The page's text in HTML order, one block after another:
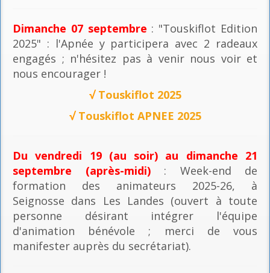
Dimanche 07 septembre : "Touskiflot Edition
2025" : l'Apnée y participera avec 2 radeaux
engagés ; n'hésitez pas à venir nous voir et
nous encourager !
√ Touskiflot 2025
√ Touskiflot APNEE 2025
Du vendredi 19 (au soir) au dimanche 21
septembre (après-midi): Week-end de
formation des animateurs 2025-26, à
Seignosse dans Les Landes (ouvert à toute
personne désirant intégrer l'équipe
d'animation bénévole ; merci de vous
manifester auprès du secrétariat).